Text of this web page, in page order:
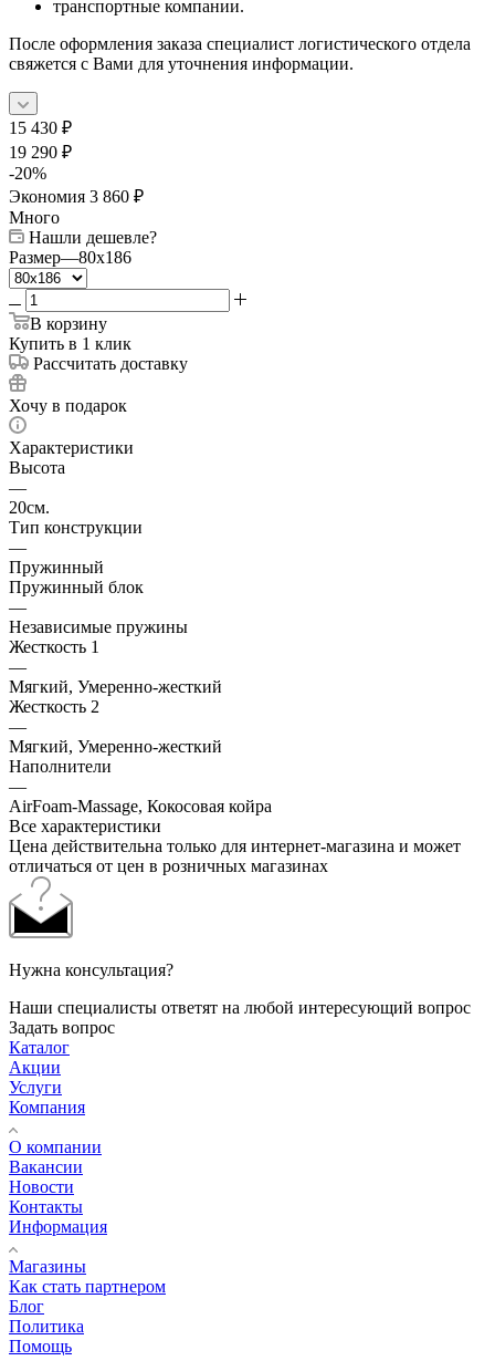
транспортные компании.
После оформления заказа специалист логистического отдела
свяжется с Вами для уточнения информации.
15 430 ₽
19 290 ₽
-20%
Экономия 3 860 ₽
Много
Нашли дешевле?
Размер—80x186
В корзину
Купить в 1 клик
Рассчитать доставку
Хочу в подарок
Характеристики
Высота
—
20см.
Тип конструкции
—
Пружинный
Пружинный блок
—
Независимые пружины
Жесткость 1
—
Мягкий, Умеренно-жесткий
Жесткость 2
—
Мягкий, Умеренно-жесткий
Наполнители
—
AirFoam-Massage, Кокосовая койра
Все характеристики
Цена действительна только для интернет-магазина и может
отличаться от цен в розничных магазинах
Нужна консультация?
Наши специалисты ответят на любой интересующий вопрос
Задать вопрос
Каталог
Акции
Услуги
Компания
О компании
Вакансии
Новости
Контакты
Информация
Магазины
Как стать партнером
Блог
Политика
Помощь